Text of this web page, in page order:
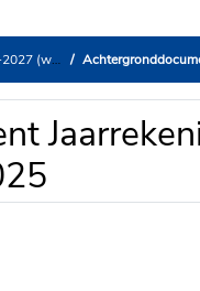
juni 2026)